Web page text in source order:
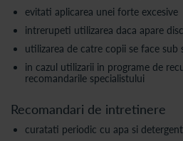
evitati aplicarea unei forte excesive
intrerupeti utilizarea daca apare
utilizarea de catre copii se face sub
in cazul utilizarii in programe de
recomandarile specialistului
Recomandari de intretinere
curatati periodic cu apa si